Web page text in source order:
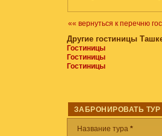
«« вернуться к перечню
Другие гостиницы
Гостиницы
Гостиницы
Гостиницы
ЗАБРОНИРОВАТЬ ТУР
Название тура *